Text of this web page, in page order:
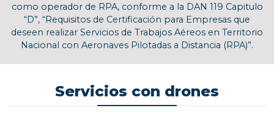
como operador de RPA, conforme a la DAN 119 Capitulo
“D”, “Requisitos de Certificación para Empresas que
deseen realizar Servicios de Trabajos Aéreos en Territorio
Nacional con Aeronaves Pilotadas a Distancia (RPA)”.
Servicios con drones